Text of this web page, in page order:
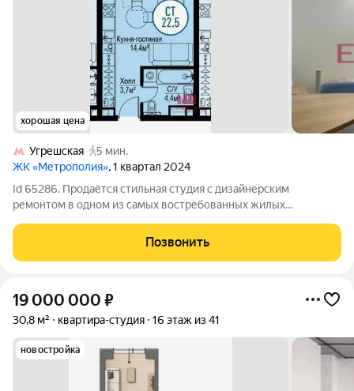
хорошая цена
Угрешская
5 мин.
ЖК «Метрополия», 1 квартал 2024
Id 65286. Продаётся стильная студия с дизайнерским
ремонтом в одном из самых востребованных жилых
Позвонить
19 000 000 ₽
30,8 м² квартира-студия 16 этаж из 41
новостройка